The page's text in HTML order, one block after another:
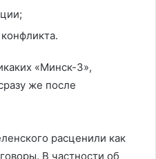
«Минск-3»,
же после
расценили как
В частности об